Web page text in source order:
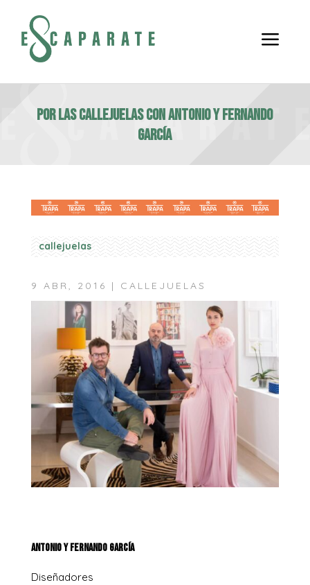
a
Por las callejuelas con Antonio y Fernando
García
callejuelas
9 ABR, 2016 | CALLEJUELAS
Antonio y Fernando García
Diseñadores